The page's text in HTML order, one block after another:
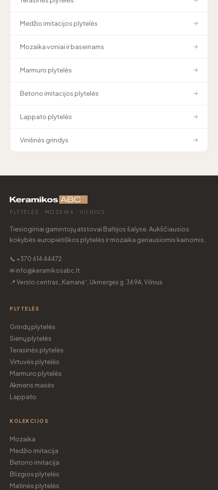
Medžio imitacijos plytelės →
Mozaika voniai ir baseinams →
Marmuro plytelės →
Betono imitacijos plytelės →
Lappato plytelės →
Vinilinės grindys →
PLYTELĖS · MOZAIKA · VILNIUS
Tiesioginiai gamintojų atstovai Baltijos šalyse. Aukščiausios
kokybės europietiškos plytelės ir mozaika geriausiomis kainomis.
📞 +370 614 44472
✉ info@keramikosabc.lt
📍 Verslo centras „Kamanė“, Ukmergės g. 369A, Vilnius
PLYTELĖS
Grindų plytelės
Sienų plytelės
Terasinės plytelės
Virtuvės plytelės
Marmuro plytelės
Akmens masės
Lappato
KOLEKCIJOS
Mozaika
Medžio imitacija
Betono imitacija
Blizgios plytelės
Matinės plytelės